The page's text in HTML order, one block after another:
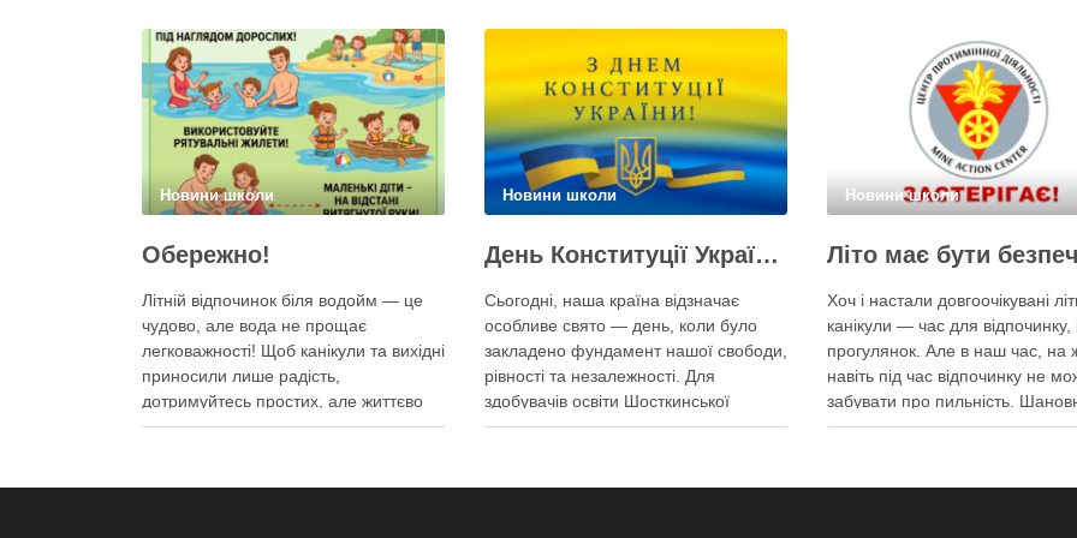
Новини школи
Обережно!
Літній відпочинок біля водойм — це
чудово, але вода не прощає
легковажності! Щоб канікули та вихідні
приносили лише радість,
дотримуйтесь простих, але життєво
важливих правил.
Новини школи
День Конституції України!
Сьогодні, наша країна відзначає
особливе свято — день, коли було
закладено фундамент нашої свободи,
рівності та незалежності. Для
здобувачів освіти Шосткинської
початкової школи «Паросток»
Новини школи
Хоч і настали довгоочікувані
канікули — час для відпочинку,
прогулянок. Але в наш час, на
навіть під час відпочинку не
забувати про пильність.
обов’язково перегляньте це